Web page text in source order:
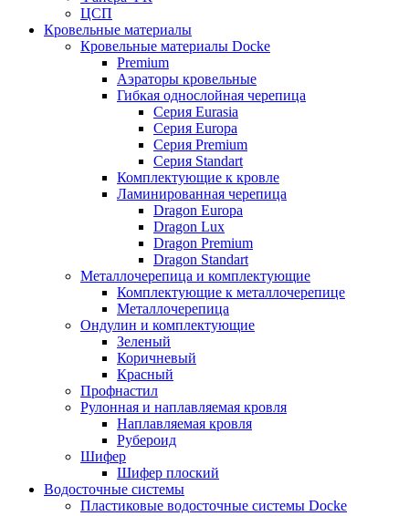
ЦСП
Кровельные материалы
Кровельные материалы Docke
Premium
Аэраторы кровельные
Гибкая однослойная черепица
Серия Eurasia
Серия Europa
Серия Premium
Серия Standart
Комплектующие к кровле
Ламинированная черепица
Dragon Europa
Dragon Lux
Dragon Premium
Dragon Standart
Металлочерепица и комплектующие
Комплектующие к металлочерепице
Металлочерепица
Ондулин и комплектующие
Зеленый
Коричневый
Красный
Профнастил
Рулонная и наплавляемая кровля
Наплавляемая кровля
Рубероид
Шифер
Шифер плоский
Водосточные системы
Пластиковые водосточные системы Docke